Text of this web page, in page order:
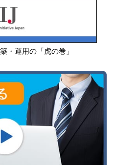
・運用の「虎の巻」